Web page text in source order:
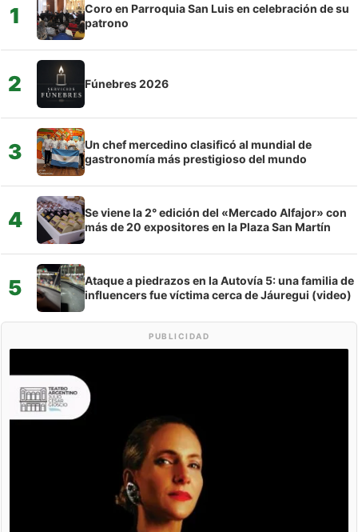
1
Coro en Parroquia San Luis en celebración de su
patrono
2 Fúnebres 2026
3
Un chef mercedino clasificó al mundial de
gastronomía más prestigioso del mundo
4
Se viene la 2° edición del «Mercado Alfajor» con
más de 20 expositores en la Plaza San Martín
5
Ataque a piedrazos en la Autovía 5: una familia de
influencers fue víctima cerca de Jáuregui (video)
PUBLICIDAD